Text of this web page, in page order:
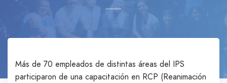
Más de 70 empleados de distintas áreas del IPS
participaron de una capacitación en RCP (Reanimación